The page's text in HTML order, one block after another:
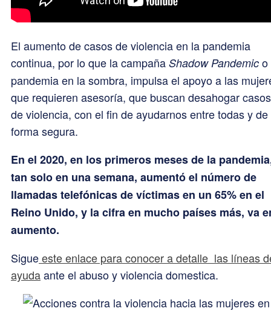
El aumento de casos de violencia en la pandemia
continua, por lo que la campaña Shadow Pandemic o
pandemia en la sombra, impulsa el apoyo a las
que requieren asesoría, que buscan desahogar casos
de violencia, con el fin de ayudarnos entre todas y de
forma segura.
En el 2020, en los primeros meses de la
tan solo en una semana, aumentó el número de
llamadas telefónicas de víctimas en un 65% en el
Reino Unido, y la cifra en mucho países más, va
aumento.
Sigueeste enlace para conocer a detalle las líneas
ayudaante el abuso y violencia domestica.